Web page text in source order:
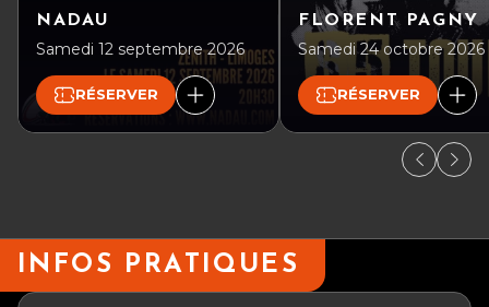
NADAU
Samedi 12 septembre 2026
RÉSERVER
FLORENT PAGNY
Samedi 24 octobre 2026
RÉSERVER
INFOS PRATIQUES